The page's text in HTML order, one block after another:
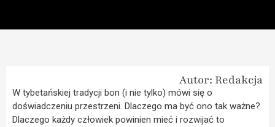
Autor: Redakcja
W tybetańskiej tradycji bon (i nie tylko) mówi się o
doświadczeniu przestrzeni. Dlaczego ma być ono tak ważne?
Dlaczego każdy człowiek powinien mieć i rozwijać to